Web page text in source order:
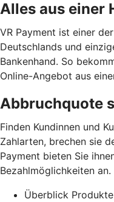
Alles aus einer
VR Payment ist einer
Deutschlands und
Bankenhand. So
Online-Angebot aus
Abbruchquote
Finden Kundinnen und
Zahlarten, brechen sie
Payment bieten Sie
Bezahlmöglichkeiten an.
Überblick Produkte